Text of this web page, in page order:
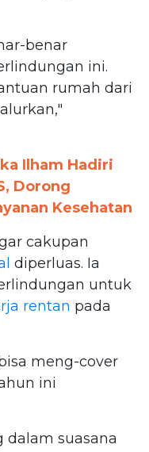
benar
ini.
rumah dari
Ilham Hadiri
Dorong
Kesehatan
cakupan
diperluas. Ia
untuk
rentan pada
meng-cover
ini
suasana